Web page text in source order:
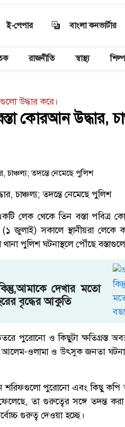
ই-পেপার বাংলা কনভার্টার
রাজনীতি স্বাস্থ্য
উদ্ধার করে।
কোরআন উদ্ধার,
চাঞ্চল্য; তদন্তে নেমেছে পুলিশ
লেক থেকে তিন বস্তা পবিত্র
জুলাই) সকালে স্থানীয়রা লেকে
পুলিশ ঘটনাস্থলে পৌঁছে
দেখার মতো
বৃদ্ধের আকুতি
পুরোনো ও কিছুটা ক্ষতিগ্রস্ত
আলেম-ওলামা ও উৎসুক জনতা
পুরোনো এবং কিছু কপি
তা গুরুত্বের সঙ্গে তদন্ত করা
গুরুত্ব দেওয়া হচ্ছে।